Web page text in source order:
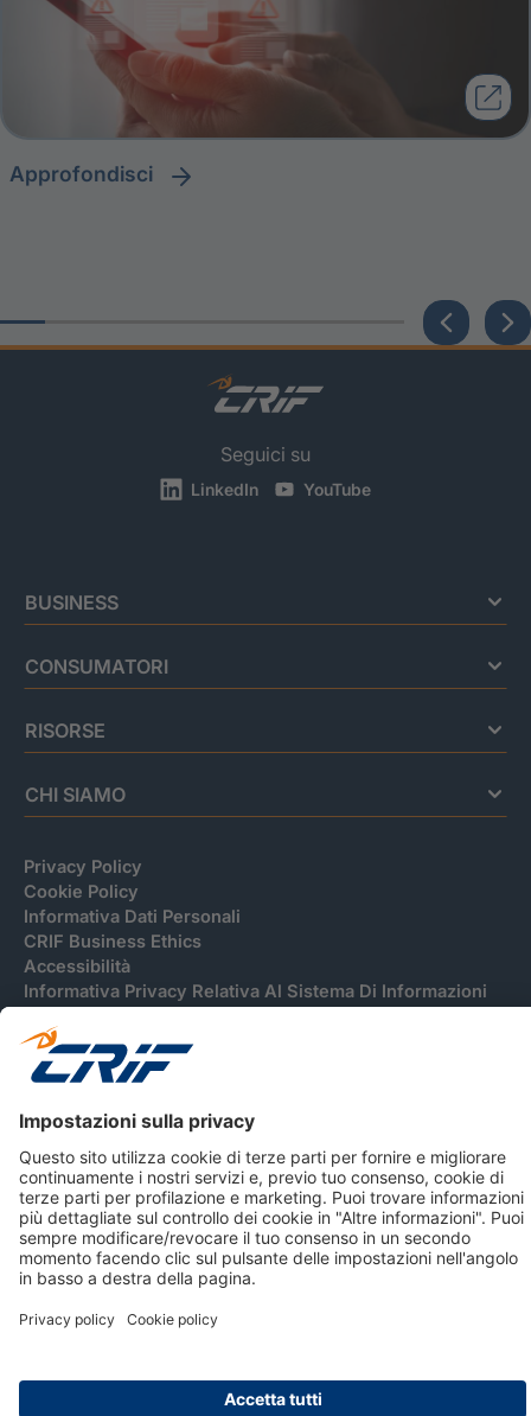
approfondisci
Seguici su
LinkedIn YouTube
BUSINESS
CONSUMATORI
RISORSE
CHI SIAMO
Privacy Policy
Cookie Policy
Informativa Dati Personali
CRIF Business Ethics
Accessibilità
Informativa Privacy Relativa Al Sistema Di Informazioni
© 2026 CRIF S.p.A. Tutti i diritti riservati.
Via della Beverara, 21 / 40131 Bologna / Italy Cap. Soc.
sottoscritto € 51.941.235,00 di cui versato € 51.806.190,00 |
R.E.A. n° 410952 | Reg. Impr. Bo, C.F. e P.IVA 02083271201
Società soggetta all'attività di direzione e coordinamento di
CRIBIS Holding S.r.l., Società con unico socio
ISO 45001, ISO/IEC 27001, ISO14001